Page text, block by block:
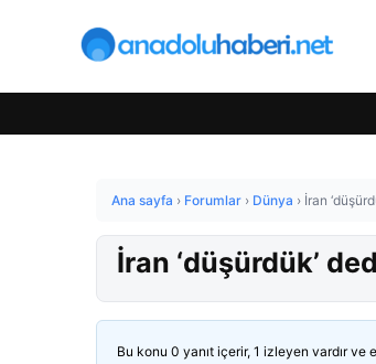
Ana sayfa › Forumlar › Dünya › İran
İran ‘düşürdük’
Bu konu 0 yanıt içerir, 1 izleyen vardır ve